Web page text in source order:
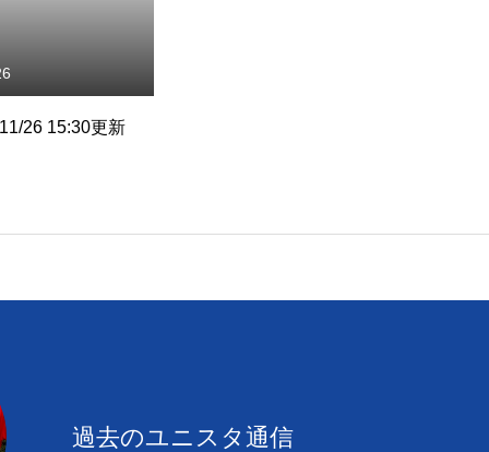
26 15:30更新
過去のユニスタ通信